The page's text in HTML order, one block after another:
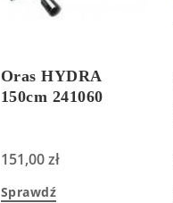
Oras HYDRA
150cm 241060
151,00zł
Sprawdź